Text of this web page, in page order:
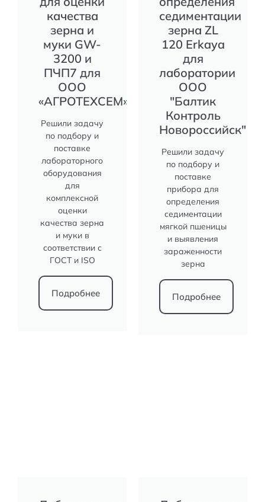
качества
зерна и
муки GW-
3200 и
ПЧП7 для
ООО
«АГРОТЕХСЕМ»
Решили задачу
по подбору и
поставке
лабораторного
оборудования
для
комплексной
оценки
качества зерна
и муки в
соответствии с
ГОСТ и ISO
Подробнее
седиментации
зерна ZL
120 Erkaya
для
лаборатории
ООО
"Балтик
Контроль
Новороссийск"
Решили задачу
по подбору и
поставке
прибора для
определения
седиментации
мягкой пшеницы
и выявления
зараженности
зерна
Подробнее